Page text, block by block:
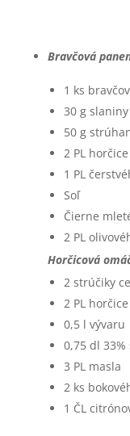
Bravčová
1 ks
30 g slaniny
50 g
2 PL horčice
1 PL
Soľ
Čierne
2 PL
Horčicová
2 strúčiky
2 PL horčice
0,5 l vývaru
0,75 dl
3 PL masla
2 ks
1 ČL